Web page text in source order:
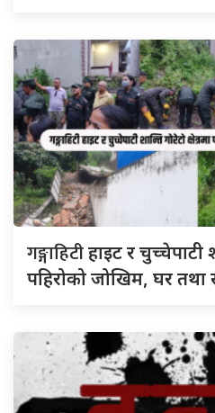
गङ्गाहिटीहाइट र चुच्चेपाटी
पहिरोको जोखिम, घर